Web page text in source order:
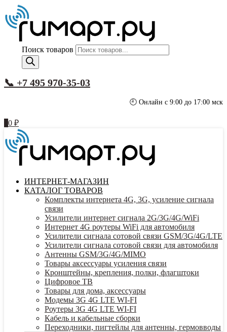
Поиск товаров
📞 +7 495 970-35-03
🕘 Онлайн с 9:00 до 17:00 мск
0 ₽
ИНТЕРНЕТ-МАГАЗИН
КАТАЛОГ ТОВАРОВ
Комплекты интернета 4G, 3G, усиление сигнала
связи
Усилители интернет сигнала 2G/3G/4G/WiFi
Интернет 4G роутеры WiFi для автомобиля
Усилители сигнала сотовой связи GSM/3G/4G/LTE
Усилители сигнала сотовой связи для автомобиля
Антенны GSM/3G/4G/MIMO
Товары аксессуары усиления связи
Кронштейны, крепления, полки, флагштоки
Цифровое ТВ
Товары для дома, аксессуары
Модемы 3G 4G LTE WI-FI
Роутеры 3G 4G LTE WI-FI
Кабель и кабельные сборки
Переходники, пигтейлы для антенны, гермовводы